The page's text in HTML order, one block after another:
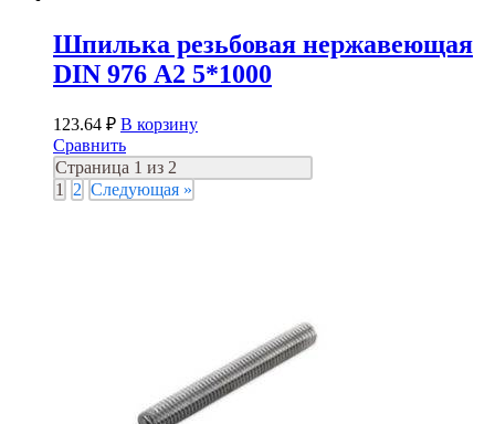
Шпилька резьбовая нержавеющая
DIN 976 А2 5*1000
123.64 ₽ В корзину
Сравнить
Страница 1 из 2
1
2 Следующая »